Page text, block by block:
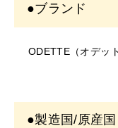
合がございます。
ー、素材、表記な
＜ご使用について＞
●ブランド
ODETTE（オデッ
●製造国/原産国